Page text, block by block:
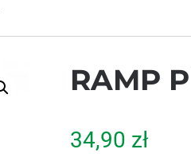
RAMP
34,90 zł